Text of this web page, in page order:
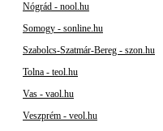
Nógrád - nool.hu
Somogy - sonline.hu
Szabolcs-Szatmár-Bereg - szon.hu
Tolna - teol.hu
Vas - vaol.hu
Veszprém - veol.hu